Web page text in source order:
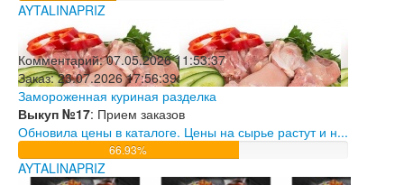
AYTALINAPRIZ
Комментарий:07.05.2026 11:53:37
Заказ:23.07.2026 17:56:39
Замороженная куриная разделка
Выкуп №17: Прием заказов
Обновила цены в каталоге. Цены на сырье растут и н...
66.93%
AYTALINAPRIZ